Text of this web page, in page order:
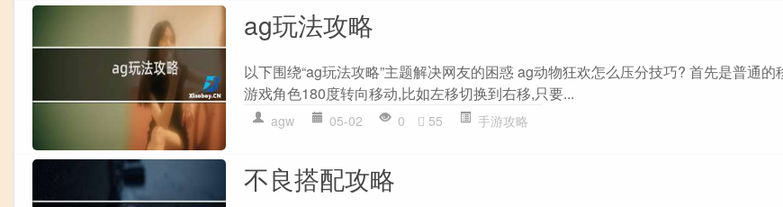
ag玩法攻略
以下围绕“ag玩法攻略”主题解决网友的困惑 ag动物狂欢怎么压分技巧? 首先是普通的
游戏角色180度转向移动,比如左移切换到右移,只要...
agw 05-02 0 55 手游攻略
不良搭配攻略